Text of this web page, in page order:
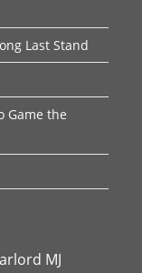
Last Stand
Game the
MJ